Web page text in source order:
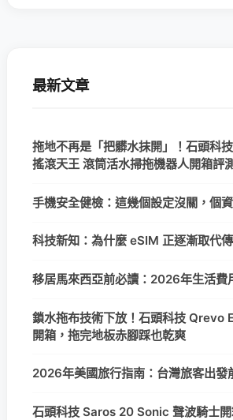
最新文章
拖地不再是「把髒水抹開」！石頭科
搖滾天王 滾筒活水掃拖機器人開箱評測
手機安全健檢：這幾個設定沒關，個
科技新知：為什麼 eSIM 正逐漸取代
移居馬來西亞前必讀：2026年生活費
鎖水拖布技術下放！石頭科技 Qrevo
開箱，拖完地板赤腳踩也乾爽
2026年美國旅行指南：台灣旅客出發
石頭科技 Saros 20 Sonic 聲波騎士